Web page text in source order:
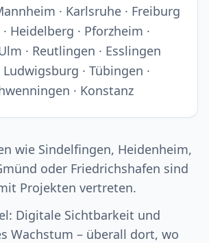
· Karlsruhe · Freiburg
Heidelberg · Pforzheim ·
· Reutlingen · Esslingen
· Tübingen ·
· Konstanz
wie Sindelfingen, Heidenheim,
oder Friedrichshafen sind
Projekten vertreten.
Digitale Sichtbarkeit und
Wachstum – überall dort, wo